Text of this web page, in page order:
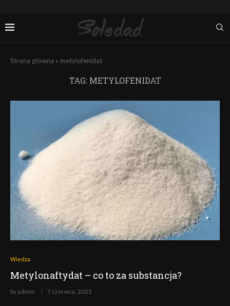
Strona główna » metylofenidat
TAG: METYLOFENIDAT
Wiedza
Metylonaftydat – co to za substancja?
byadmin 7 czerwca, 2025